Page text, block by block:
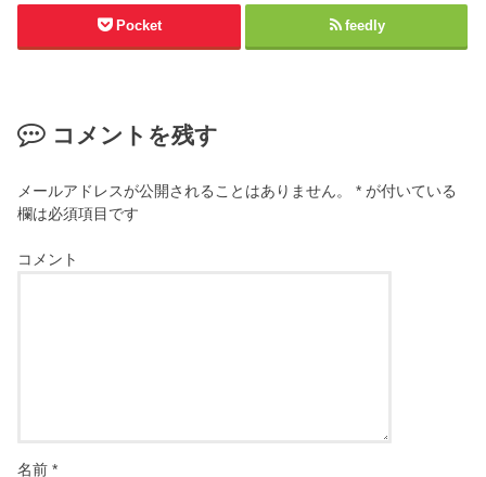
Pocket feedly
コメントを残す
メールアドレスが公開されることはありません。 * が付いている
欄は必須項目です
コメント
名前*